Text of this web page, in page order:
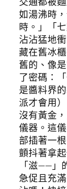
如湯沸時
時。」「
沾沾猛地
藏在舊冰
舊的、像
了密碼：
是醬料界
派才會用
沒有黃金
儀器。這
部插著一
顫抖著拿
「滋——」
急促且充